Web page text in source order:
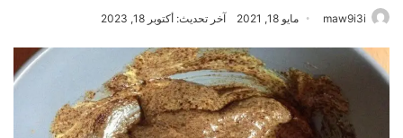
maw9i3i مايو 18, 2021 آخر تحديث: أكتوبر 18, 2023